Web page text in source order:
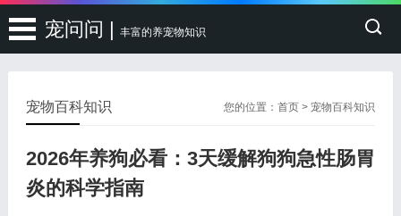
宠问问 | 丰富的养宠物知识
您的位置：首页 >宠物百科知识
宠物百科知识
2026年养狗必看：3天缓解狗狗急性肠胃
炎的科学指南